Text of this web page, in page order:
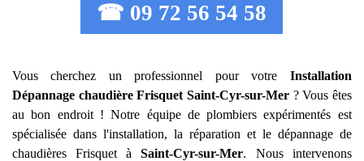
☎ 09 72 56 54 58
Vous cherchez un professionnel pour votre Installation
Dépannage chaudière Frisquet Saint-Cyr-sur-Mer? Vous êtes
au bon endroit ! Notre équipe de plombiers expérimentés est
spécialisée dans l'installation, la réparation et le dépannage de
chaudières Frisquet àSaint-Cyr-sur-Mer. Nous intervenons